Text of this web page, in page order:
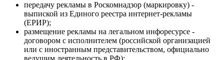
передачу рекламы в Роскомнадзор (маркировку) -
выпиской из Единого реестра интернет-рекламы
(ЕРИР);
размещение рекламы на легальном инфоресурсе -
договором с исполнителем (российской организацией
или с иностранным представительством, официально
ведущим деятельность в РФ);